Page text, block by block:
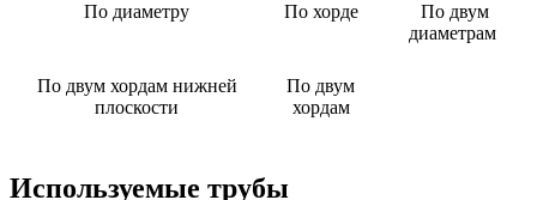
По диаметру По хорде
По двум
диаметрам
По двум хордам нижней
плоскости
По двум
хордам
Используемые трубы